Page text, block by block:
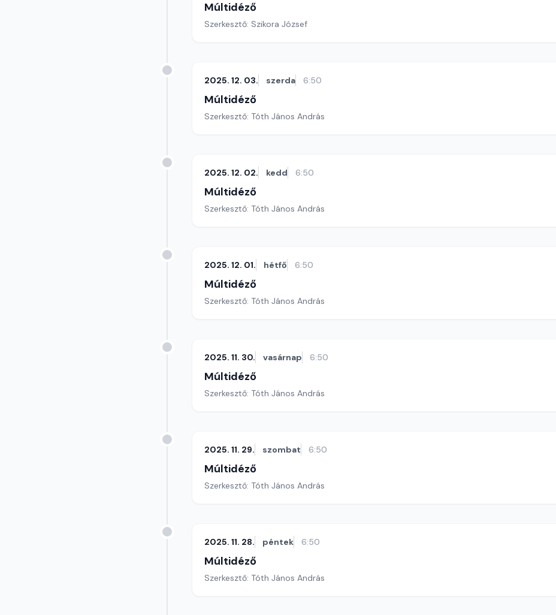
Múltidéző
Szerkesztő: Szikora József
2025. 12. 03. szerda 6:50
Múltidéző
Szerkesztő: Tóth János András
2025. 12. 02. kedd 6:50
Múltidéző
Szerkesztő: Tóth János András
2025. 12. 01. hétfő 6:50
Múltidéző
Szerkesztő: Tóth János András
2025. 11. 30. vasárnap 6:50
Múltidéző
Szerkesztő: Tóth János András
2025. 11. 29. szombat 6:50
Múltidéző
Szerkesztő: Tóth János András
2025. 11. 28. péntek 6:50
Múltidéző
Szerkesztő: Tóth János András